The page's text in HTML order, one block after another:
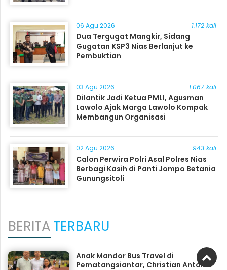
06 Agu 2026 1.172 kali
Dua Tergugat Mangkir, Sidang
Gugatan KSP3 Nias Berlanjut ke
Pembuktian
03 Agu 2026 1.067 kali
Dilantik Jadi Ketua PMLI, Agusman
Lawolo Ajak Marga Lawolo Kompak
Membangun Organisasi
02 Agu 2026 943 kali
Calon Perwira Polri Asal Polres Nias
Berbagi Kasih di Panti Jompo Betania
Gunungsitoli
BERITATERBARU
Anak Mandor Bus Travel di
Pematangsiantar, Christian Antonio